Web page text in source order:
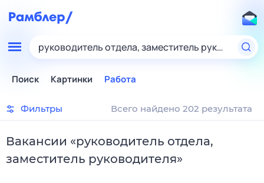
руководитель отдела, заместитель
Поиск Картинки Работа
Фильтры Всего найдено 202 результата
Вакансии «руководитель отдела,
заместитель руководителя»